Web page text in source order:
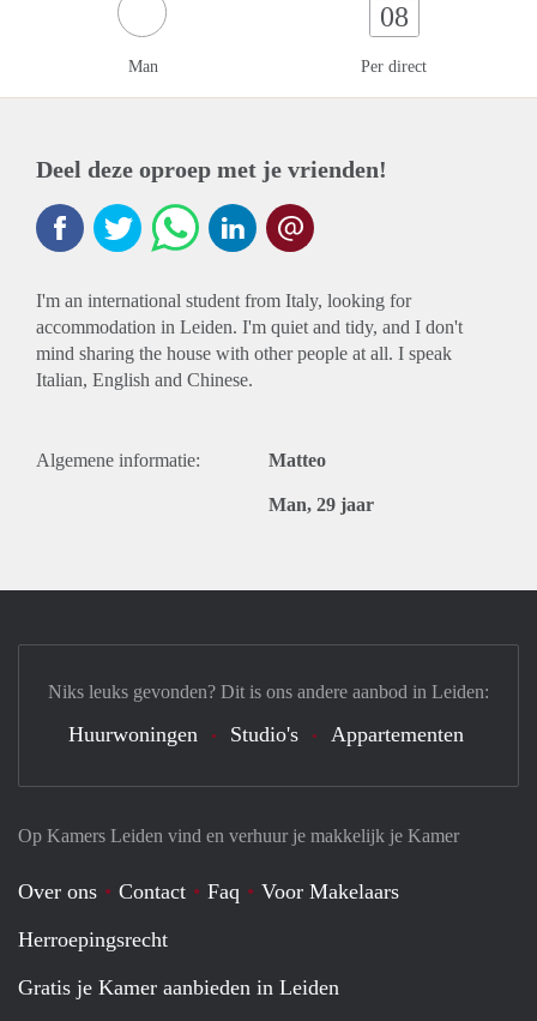
Man
08
Per direct
Deel deze oproep met je vrienden!
I'm an international student from Italy, looking for
accommodation in Leiden. I'm quiet and tidy, and I don't
mind sharing the house with other people at all. I speak
Italian, English and Chinese.
Algemene informatie: Matteo
Man, 29 jaar
Op Kamers Leiden vind en verhuur je makkelijk je Kamer
Over ons Contact Faq
Voor Makelaars
Herroepingsrecht
Gratis je Kamer aanbieden in Leiden
Niks leuks gevonden? Dit is ons andere aanbod in Leiden:
Huurwoningen Studio's Appartementen